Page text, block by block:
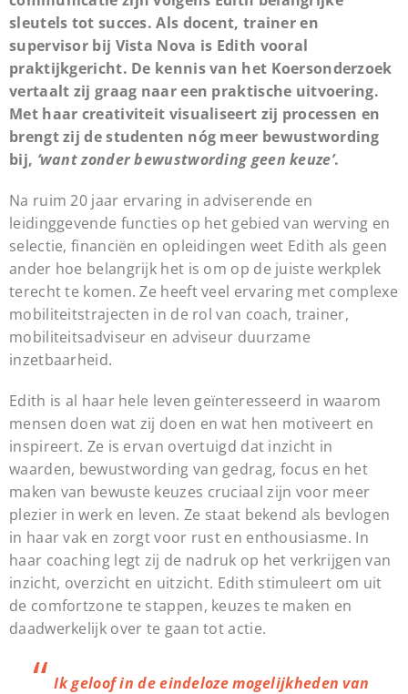
sleutels tot succes. Als docent, trainer en
supervisor bij Vista Nova is Edith vooral
praktijkgericht. De kennis van het Koersonderzoek
vertaalt zij graag naar een praktische uitvoering.
Met haar creativiteit visualiseert zij processen en
brengt zij de studenten nóg meer bewustwording
bij, ‘want zonder bewustwording geen keuze’.
Na ruim 20 jaar ervaring in adviserende en
leidinggevende functies op het gebied van werving en
selectie, financiën en opleidingen weet Edith als geen
ander hoe belangrijk het is om op de juiste werkplek
terecht te komen. Ze heeft veel ervaring met complexe
mobiliteitstrajecten in de rol van coach, trainer,
mobiliteitsadviseur en adviseur duurzame
inzetbaarheid.
Edith is al haar hele leven geïnteresseerd in waarom
mensen doen wat zij doen en wat hen motiveert en
inspireert. Ze is ervan overtuigd dat inzicht in
waarden, bewustwording van gedrag, focus en het
maken van bewuste keuzes cruciaal zijn voor meer
plezier in werk en leven. Ze staat bekend als bevlogen
in haar vak en zorgt voor rust en enthousiasme. In
haar coaching legt zij de nadruk op het verkrijgen van
inzicht, overzicht en uitzicht. Edith stimuleert om uit
de comfortzone te stappen, keuzes te maken en
daadwerkelijk over te gaan tot actie.
Ik geloof in de eindeloze mogelijkheden van